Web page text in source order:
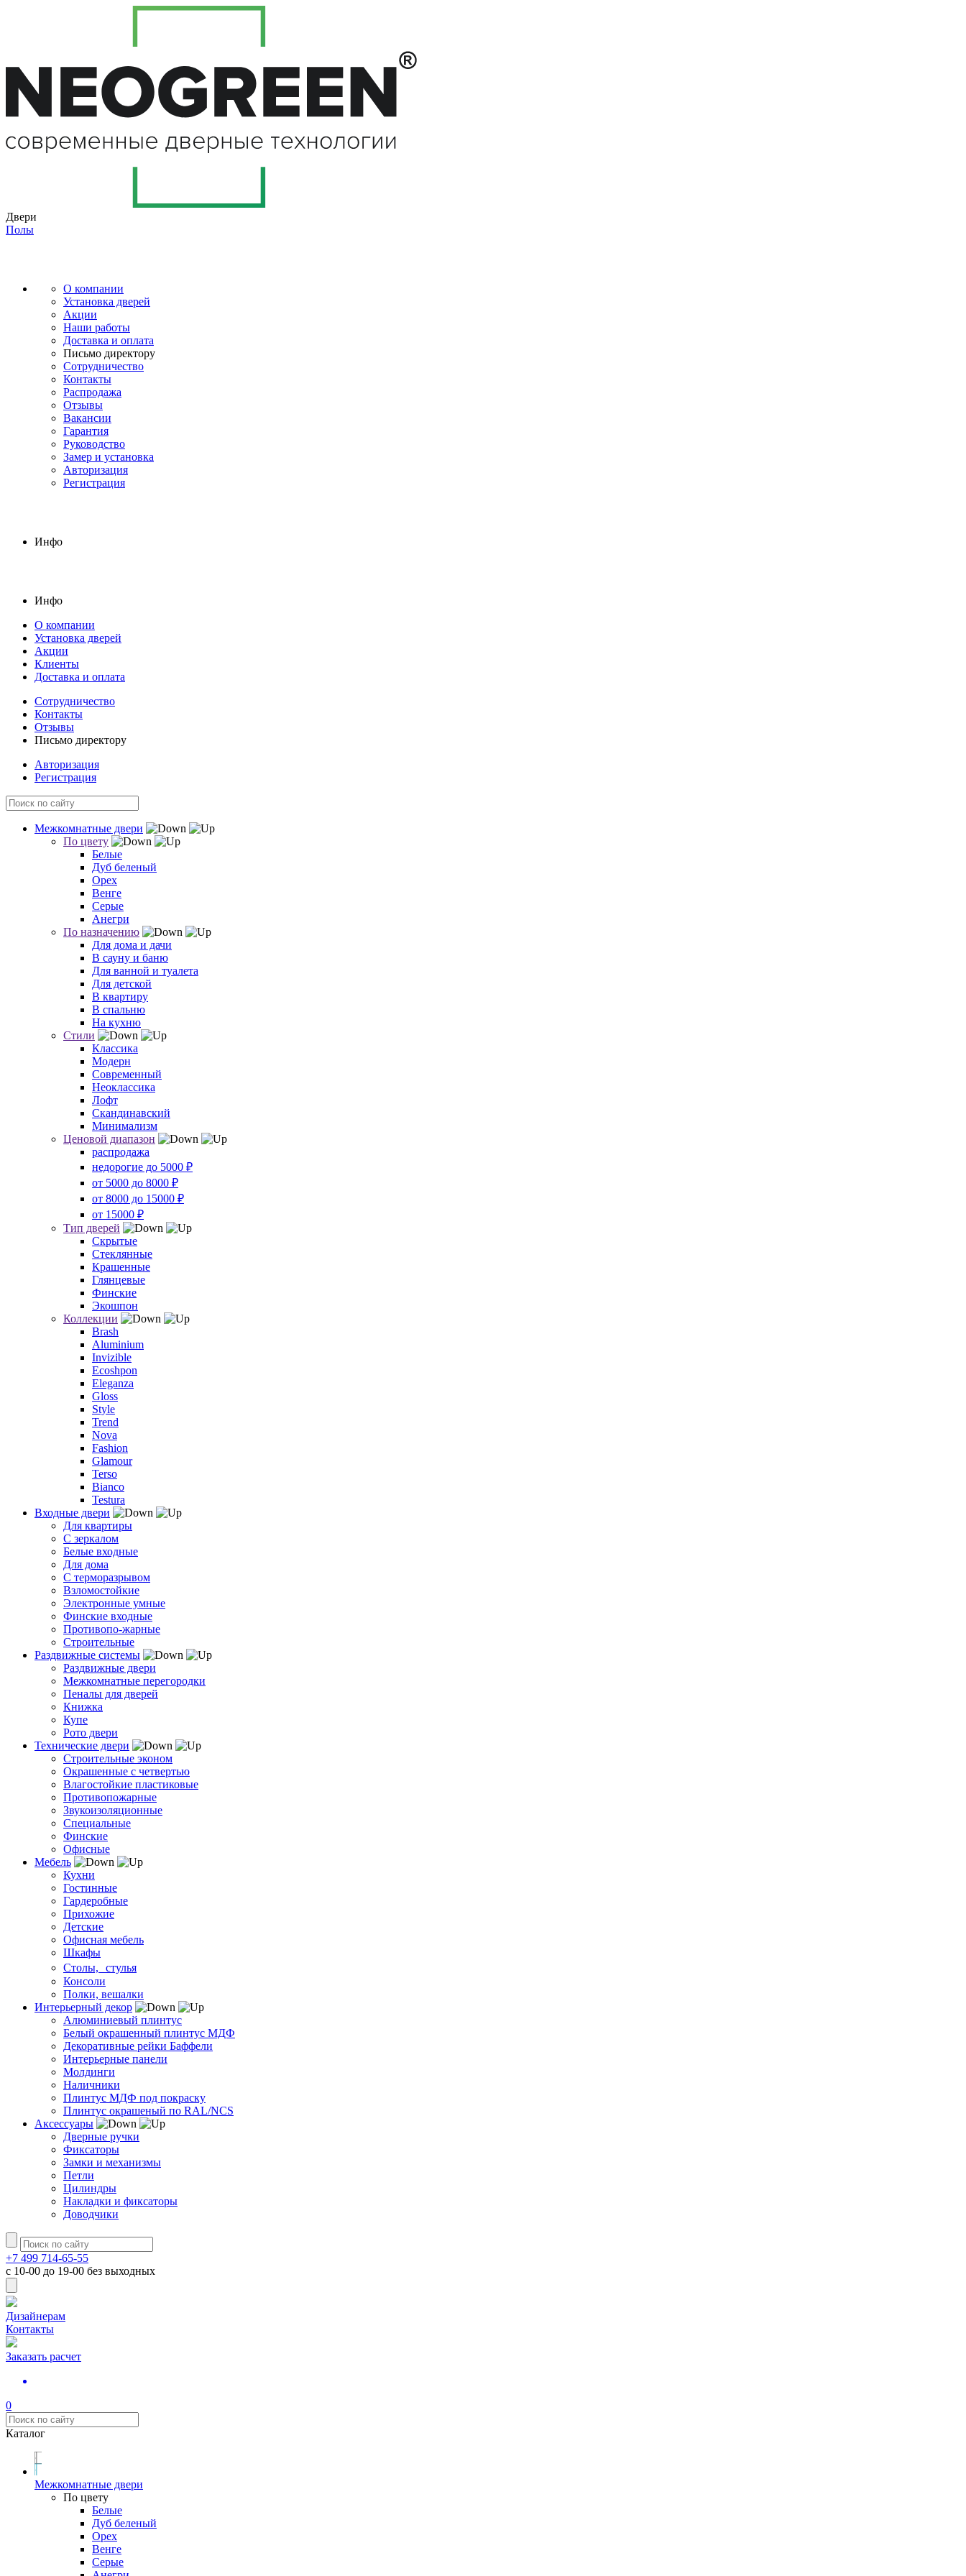
Двери
Полы
О компании
Установка дверей
Акции
Наши работы
Доставка и оплата
Письмо директору
Сотрудничество
Контакты
Распродажа
Отзывы
Вакансии
Гарантия
Руководство
Замер и установка
Авторизация
Регистрация
Инфо
Инфо
О компании
Установка дверей
Акции
Клиенты
Доставка и оплата
Сотрудничество
Контакты
Отзывы
Письмо директору
Авторизация
Регистрация
Межкомнатные двери
По цвету
Белые
Дуб беленый
Орех
Венге
Серые
Анегри
По назначению
Для дома и дачи
В сауну и баню
Для ванной и туалета
Для детской
В квартиру
В спальню
На кухню
Стили
Классика
Модерн
Современный
Неоклассика
Лофт
Скандинавский
Минимализм
Ценовой диапазон
распродажа
недорогие до 5000 ₽
от 5000 до 8000 ₽
от 8000 до 15000 ₽
от 15000 ₽
Тип дверей
Скрытые
Стеклянные
Крашенные
Глянцевые
Финские
Экошпон
Коллекции
Brash
Aluminium
Invizible
Ecoshpon
Eleganza
Gloss
Style
Trend
Nova
Fashion
Glamour
Terso
Bianco
Testura
Входные двери
Для квартиры
С зеркалом
Белые входные
Для дома
С терморазрывом
Взломостойкие
Электронные умные
Финские входные
Противопо-жарные
Строительные
Раздвижные системы
Раздвижные двери
Межкомнатные перегородки
Пеналы для дверей
Книжка
Купе
Рото двери
Технические двери
Строительные эконом
Окрашенные с четвертью
Влагостойкие пластиковые
Противопожарные
Звукоизоляционные
Специальные
Финские
Офисные
Мебель
Кухни
Гостинные
Гардеробные
Прихожие
Детские
Офисная мебель
Шкафы
Столы, стулья
Консоли
Полки, вешалки
Интерьерный декор
Алюминиевый плинтус
Белый окрашенный плинтус МДФ
Декоративные рейки Баффели
Интерьерные панели
Молдинги
Наличники
Плинтус МДФ под покраску
Плинтус окрашеный по RAL/NCS
Аксессуары
Дверные ручки
Фиксаторы
Замки и механизмы
Петли
Цилиндры
Накладки и фиксаторы
Доводчики
+7 499 714-65-55
с 10-00 до 19-00 без выходных
Дизайнерам
Контакты
Заказать расчет
0
Каталог
Межкомнатные двери
По цвету
Белые
Дуб беленый
Орех
Венге
Серые